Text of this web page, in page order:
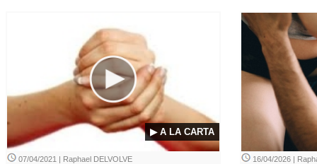
▶ A LA CARTA
07/04/2021 | Raphael DELVOLVE 16/04/2026 |